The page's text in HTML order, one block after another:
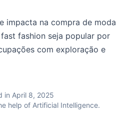
impacta na compra de moda
fashion seja popular por
com exploração e
in April 8, 2025
help of Artificial Intelligence.